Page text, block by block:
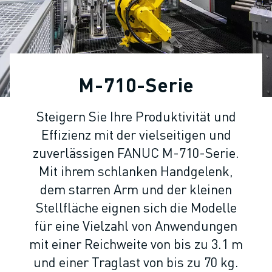
KOLLABORATIVE ROBOTER
ROBOTERPALETTE
ROBOTER-STEUERUNGEN
ROBOTER-ZUBEHÖR
ROBOTER-SOFTWARE
SIMULATIONSSOFTWARE
ROBOTER-AUTOMATISIERUNG
KOMPAKTE CNC-BEARBEITUNGSZENTREN
ROBODRILL-FILTER
ROBODRILL KOMPAKTE CNC-BEARBEITUNGSZENTREN
ROBODRILL SOFTWARE
ROBODRILL VORBEUGENDE WARTUNG
ROBODRILL NACHHALTIGKEIT
ROBODRILL ROBOTER-PAKET
ROBODRILL BILDUNGSPAKET
M-710-Serie
Steigern Sie Ihre Produktivität und
Effizienz mit der vielseitigen und
zuverlässigen FANUC M-710-Serie.
Mit ihrem schlanken Handgelenk,
dem starren Arm und der kleinen
Stellfläche eignen sich die Modelle
für eine Vielzahl von Anwendungen
mit einer Reichweite von bis zu 3.1 m
und einer Traglast von bis zu 70 kg.